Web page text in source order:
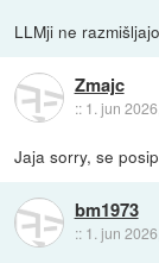
LLMji ne
Zmajc
:: 1. jun
Jaja sorry, se
bm1973
:: 1. jun